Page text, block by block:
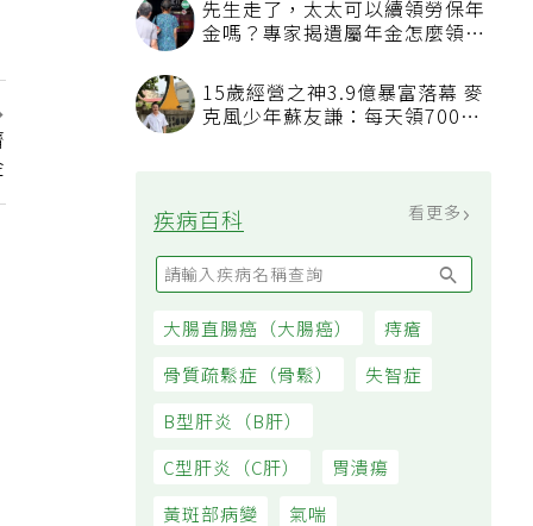
先生走了，太太可以續領勞保年
15歲經營之神3.9億暴富落幕 麥
克風少年蘇友謙：每天領700元
疾病百科